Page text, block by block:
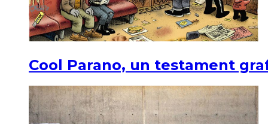
Cool Parano, un testament